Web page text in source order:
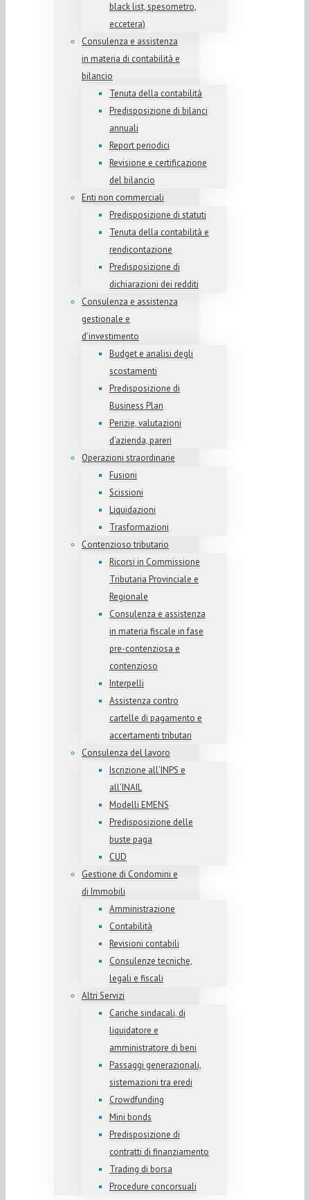
black list, spesometro,
eccetera)
Consulenza e assistenza
in materia di contabilità e
bilancio
Tenuta della contabilità
Predisposizione di bilanci
annuali
Report periodici
Revisione e certificazione
del bilancio
Enti non commerciali
Predisposizione di statuti
Tenuta della contabilità e
rendicontazione
Predisposizione di
dichiarazioni dei redditi
Consulenza e assistenza
gestionale e
d’investimento
Budget e analisi degli
scostamenti
Predisposizione di
Business Plan
Perizie, valutazioni
d’azienda, pareri
Operazioni straordinarie
Fusioni
Scissioni
Liquidazioni
Trasformazioni
Contenzioso tributario
Ricorsi in Commissione
Tributaria Provinciale e
Regionale
Consulenza e assistenza
in materia fiscale in fase
pre-contenziosa e
contenzioso
Interpelli
Assistenza contro
cartelle di pagamento e
accertamenti tributari
Consulenza del lavoro
Iscrizione all’INPS e
all’INAIL
Modelli EMENS
Predisposizione delle
buste paga
CUD
Gestione di Condomini e
di Immobili
Amministrazione
Contabilità
Revisioni contabili
Consulenze tecniche,
legali e fiscali
Altri Servizi
Cariche sindacali, di
liquidatore e
amministratore di beni
Passaggi generazionali,
sistemazioni tra eredi
Crowdfunding
Mini bonds
Predisposizione di
contratti di finanziamento
Trading di borsa
Procedure concorsuali